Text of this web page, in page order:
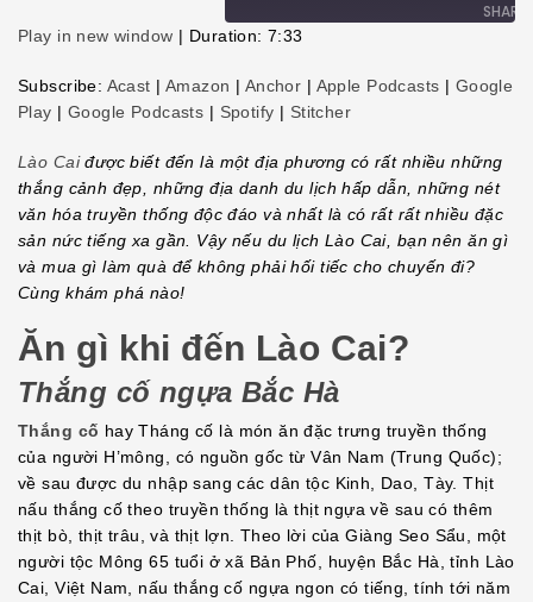
SHARE
LINK
EMBED
Play in new window | Duration: 7:33
Subscribe: Acast | Amazon | Anchor | Apple Podcasts | Google
Play | Google Podcasts | Spotify | Stitcher
Lào Caiđược biết đến là một địa phương có rất nhiều những
thắng cảnh đẹp, những địa danh du lịch hấp dẫn, những nét
văn hóa truyền thống độc đáo và nhất là có rất rất nhiều đặc
sản nức tiếng xa gần. Vậy nếu du lịch Lào Cai, bạn nên ăn gì
và mua gì làm quà để không phải hối tiếc cho chuyến đi?
Cùng khám phá nào!
Ăn gì khi đến Lào Cai?
Thắng cố ngựa Bắc Hà
Thắng cố hay Tháng cố là món ăn đặc trưng truyền thống
của người H’mông, có nguồn gốc từ Vân Nam (Trung Quốc);
về sau được du nhập sang các dân tộc Kinh, Dao, Tày. Thịt
nấu thắng cố theo truyền thống là thịt ngựa về sau có thêm
thịt bò, thịt trâu, và thịt lợn. Theo lời của Giàng Seo Sẩu, một
người tộc Mông 65 tuổi ở xã Bản Phố, huyện Bắc Hà, tỉnh Lào
Cai, Việt Nam, nấu thắng cố ngựa ngon có tiếng, tính tới năm